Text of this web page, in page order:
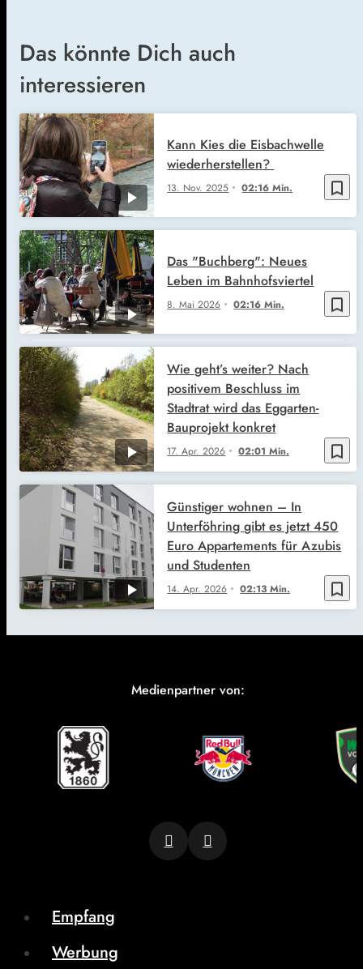
Das könnte Dich auch
interessieren
bookmark_border
13. Nov. 2025 02:16 Min.
Kann Kies die Eisbachwelle
wiederherstellen?
bookmark_border
8. Mai 2026 02:16 Min.
Das "Buchberg": Neues
Leben im Bahnhofsviertel
bookmark_border
17. Apr. 2026 02:01 Min.
Wie geht’s weiter? Nach
positivem Beschluss im
Stadtrat wird das Eggarten-
Bauprojekt konkret
bookmark_border
14. Apr. 2026 02:13 Min.
Günstiger wohnen – In
Unterföhring gibt es jetzt 450
Euro Appartements für Azubis
und Studenten
Medienpartner von:
Empfang
Werbung